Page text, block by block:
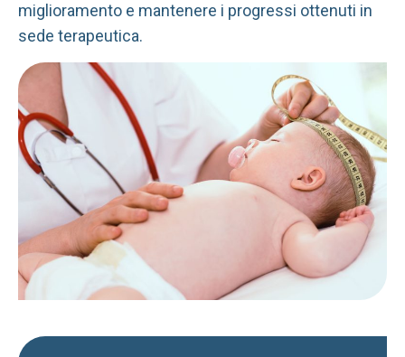
miglioramento e mantenere i progressi ottenuti in
sede terapeutica.